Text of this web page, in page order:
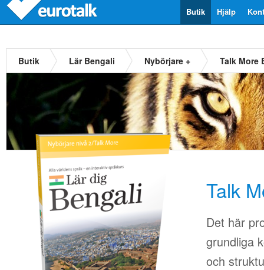
Hjälp
Butik
Butik Lär Bengali Nybörjare + Talk More
Talk
Det här
grundliga
och